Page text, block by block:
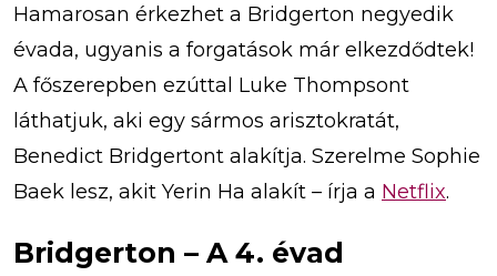
Hamarosan érkezhet a Bridgerton negyedik
évada, ugyanis a forgatások már elkezdődtek!
A főszerepben ezúttal Luke Thompsont
láthatjuk, aki egy sármos arisztokratát,
Benedict Bridgertont alakítja. Szerelme Sophie
Baek lesz, akit Yerin Ha alakít – írja a Netflix.
Bridgerton – A 4. évad